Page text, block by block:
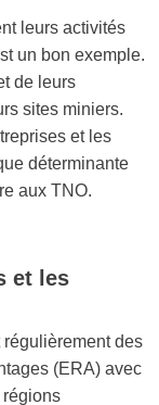
leurs activités
un bon exemple.
de leurs
sites miniers.
et les
déterminante
aux TNO.
et les
des
(ERA) avec
régions